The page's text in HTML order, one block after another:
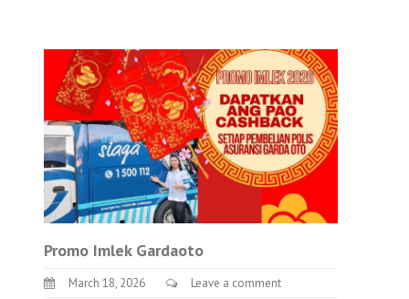
Promo Imlek Gardaoto
March 18, 2026 Leave a comment